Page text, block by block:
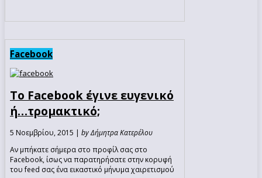
Facebook
Το Facebook έγινε ευγενικό
ή…τρομακτικό;
5 Νοεμβρίου, 2015 | by Δήμητρα Κατερέλου
Αν μπήκατε σήμερα στο προφίλ σας στο
Facebook, ίσως να παρατηρήσατε στην κορυφή
του feed σας ένα εικαστικό μήνυμα χαιρετισμού